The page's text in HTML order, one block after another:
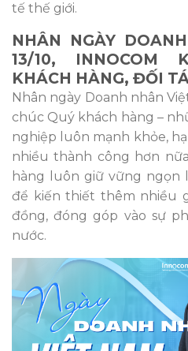
tế thế giới.
NHÂN NGÀY
13/10, INNOCOM
KHÁCH HÀNG, ĐỐI
Nhân ngày Doanh nhân
chúc Quý khách hàng –
nghiệp luôn mạnh khỏe,
nhiều thành công hơn
hàng luôn giữ vững ngọn
để kiến thiết thêm nhiều
đồng, đóng góp vào sự
nước.